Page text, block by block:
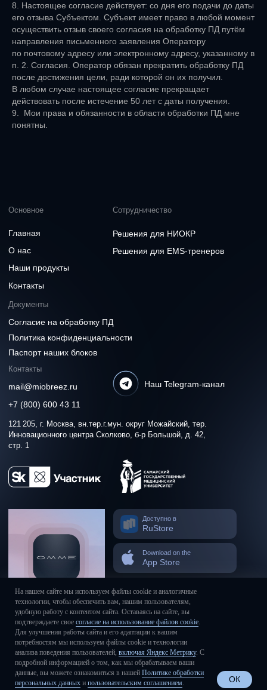
8. Настоящее согласие действует: со дня его подачи до даты
его отзыва Субъектом. Субъект имеет право в любой момент
осуществить отзыв своего согласия на обработку ПД путём
направления письменного заявления Оператору
по почтовому адресу или электронному адресу, указанному в
п. 2. Согласия. Оператор обязан прекратить обработку ПД
после достижения цели, ради которой он их получил.
В любом случае настоящее согласие прекращает
действовать после истечение 50 лет с даты получения.
9. Мои права и обязанности в области обработки ПД мне
понятны.
Контакты
121 205, г. Москва, вн.тер.г.мун. округ Можайский, тер.
Инновационного центра Сколково, б-р Большой, д. 42,
mail@miobreez.ru
Наши продукты
Контакты
Документы
Согласие на обработку ПД
Политика конфиденциальности
Паспорт наших блоков
+7 (800) 600 43 11
Наш Telegram-канал
© 2025 ООО «Миобриз». Все права защищены
Get it on
App Store
Download on the
На нашем сайте мы используем файлы cookie и аналогичные
технологии, чтобы обеспечить вам, нашим пользователям,
удобную работу с контентом сайта. Оставаясь на сайте, вы
подтверждаете свое согласие на использование файлов cookie.
Для улучшения работы сайта и его адаптации к вашим
потребностям мы используем файлы cookie и технологии
анализа поведения пользователей, включая Яндекс Метрику. С
подробной информацией о том, как мы обрабатываем ваши
данные, вы можете ознакомиться в нашей Политике обработки
персональных данных и пользовательским соглашением. ОК